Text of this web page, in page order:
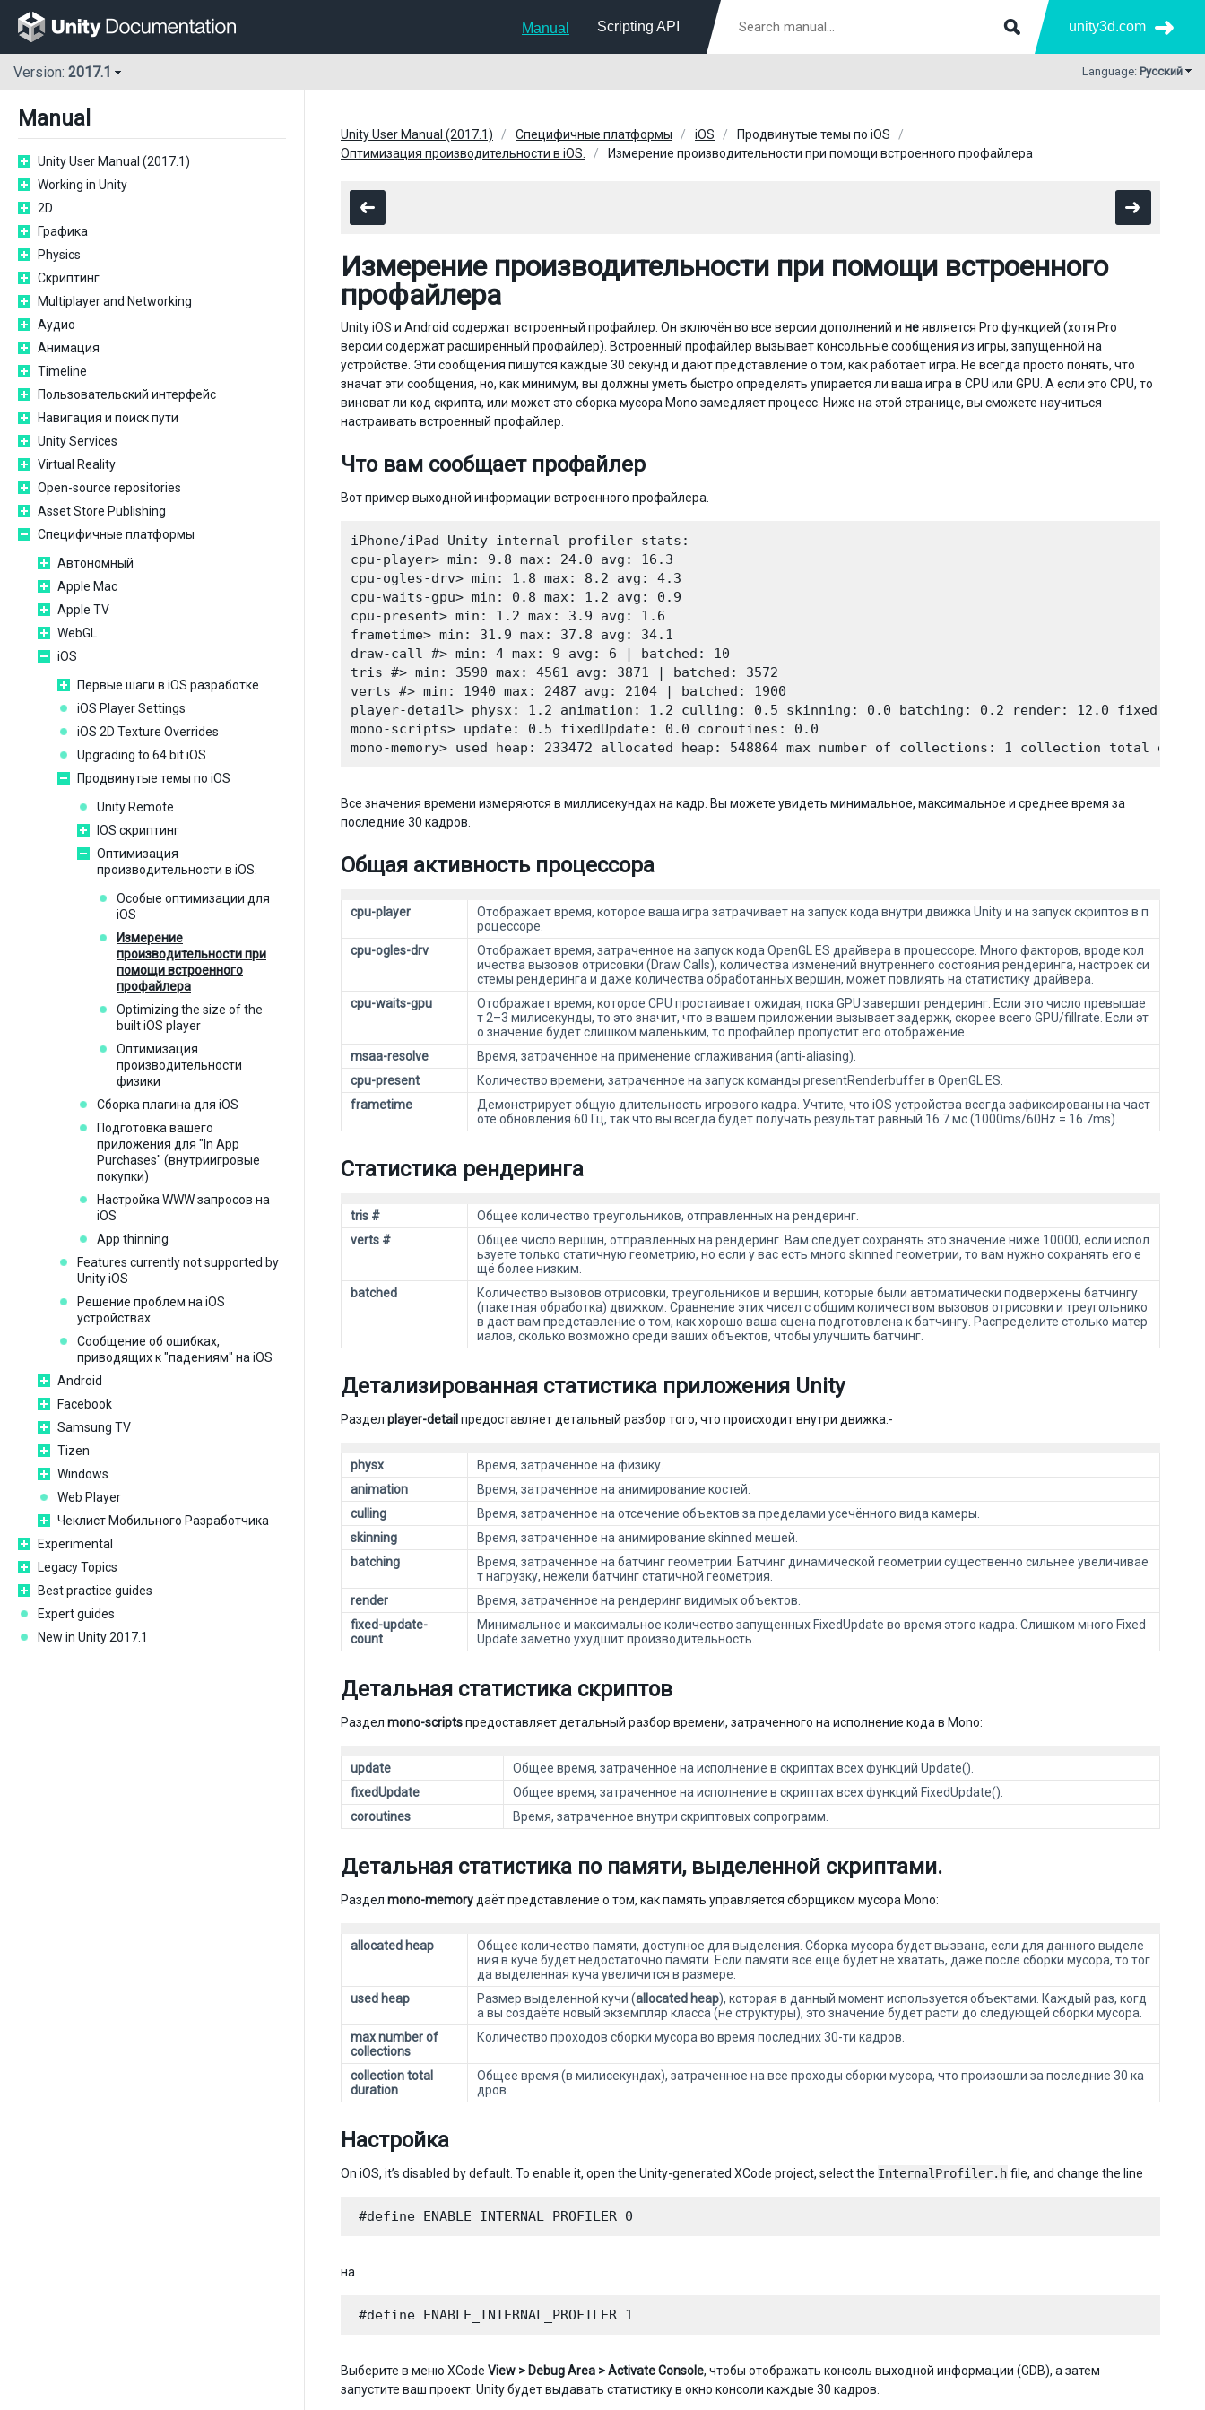
Manual Scripting API unity3d.com
Version: 2017.1 Language: Русский
Manual
Unity User Manual (2017.1)
Working in Unity
2D
Графика
Physics
Скриптинг
Multiplayer and Networking
Аудио
Анимация
Timeline
Пользовательский интерфейс
Навигация и поиск пути
Unity Services
Virtual Reality
Open-source repositories
Asset Store Publishing
Специфичные платформы
Автономный
Apple Mac
Apple TV
WebGL
iOS
Первые шаги в iOS разработке
iOS Player Settings
iOS 2D Texture Overrides
Upgrading to 64 bit iOS
Продвинутые темы по iOS
Unity Remote
IOS cкриптинг
Оптимизация
производительности в iOS.
Особые оптимизации для
iOS
Измерение
производительности при
помощи встроенного
профайлера
Optimizing the size of the
built iOS player
Оптимизация
производительности
физики
Сборка плагина для iOS
Подготовка вашего
приложения для "In App
Purchases" (внутриигровые
покупки)
Настройка WWW запросов на
iOS
App thinning
Features currently not supported by
Unity iOS
Решение проблем на iOS
устройствах
Сообщение об ошибках,
приводящих к "падениям" на iOS
Android
Facebook
Samsung TV
Tizen
Windows
Web Player
Чеклист Мобильного Разработчика
Experimental
Legacy Topics
Best practice guides
Expert guides
New in Unity 2017.1
Unity User Manual (2017.1) Специфичные платформы iOS
Продвинутые темы по iOS
Оптимизация производительности в iOS.
Измерение производительности при помощи встроенного профайлера
Измерение производительности при помощи встроенного
профайлера
Unity iOS и Android содержат встроенный профайлер. Он включён во все версии дополнений и неявляется Pro функцией (хотя Pro
версии содержат расширенный профайлер). Встроенный профайлер вызывает консольные сообщения из игры, запущенной на
устройстве. Эти сообщения пишутся каждые 30 секунд и дают представление о том, как работает игра. Не всегда просто понять, что
значат эти сообщения, но, как минимум, вы должны уметь быстро определять упирается ли ваша игра в CPU или GPU. А если это CPU, то
виноват ли код скрипта, или может это сборка мусора Mono замедляет процесс. Ниже на этой странице, вы сможете научиться
настраивать встроенный профайлер.
Что вам сообщает профайлер
Вот пример выходной информации встроенного профайлера.
iPhone/iPad Unity internal profiler stats:
cpu-player> min: 9.8 max: 24.0 avg: 16.3
cpu-ogles-drv> min: 1.8 max: 8.2 avg: 4.3
cpu-waits-gpu> min: 0.8 max: 1.2 avg: 0.9
cpu-present> min: 1.2 max: 3.9 avg: 1.6
frametime> min: 31.9 max: 37.8 avg: 34.1
draw-call #> min: 4 max: 9 avg: 6 | batched: 10
tris #> min: 3590 max: 4561 avg: 3871 | batched: 3572
verts #> min: 1940 max: 2487 avg: 2104 | batched: 1900
player-detail> physx: 1.2 animation: 1.2 culling: 0.5 skinning: 0.0 batching: 0.2 render: 12.0 fixed-
mono-scripts> update: 0.5 fixedUpdate: 0.0 coroutines: 0.0
Все значения времени измеряются в миллисекундах на кадр. Вы можете увидеть минимальное, максимальное и среднее время за
последние 30 кадров.
Общая активность процессора
cpu-player
Отображает время, которое ваша игра затрачивает на запуск кода внутри движка Unity и на запуск скриптов в п
роцессоре.
cpu-ogles-drv
Отображает время, затраченное на запуск кода OpenGL ES драйвера в процессоре. Много факторов, вроде кол
ичества вызовов отрисовки (Draw Calls), количества изменений внутреннего состояния рендеринга, настроек си
стемы рендеринга и даже количества обработанных вершин, может повлиять на статистику драйвера.
cpu-waits-gpu
Отображает время, которое CPU простаивает ожидая, пока GPU завершит рендеринг. Если это число превышае
т 2–3 милисекунды, то это значит, что в вашем приложении вызывает задержк, скорее всего GPU/fillrate. Если эт
о значение будет слишком маленьким, то профайлер пропустит его отображение.
msaa-resolve
Время, затраченное на применение сглаживания (anti-aliasing).
cpu-present
Количество времени, затраченное на запуск команды presentRenderbuffer в OpenGL ES.
frametime
Демонстрирует общую длительность игрового кадра. Учтите, что iOS устройства всегда зафиксированы на част
оте обновления 60 Гц, так что вы всегда будет получать результат равный 16.7 мс (1000ms/60Hz = 16.7ms).
Статистика рендеринга
tris #
Общее количество треугольников, отправленных на рендеринг.
verts #
Общее число вершин, отправленных на рендеринг. Вам следует сохранять это значение ниже 10000, если испол
ьзуете только статичную геометрию, но если у вас есть много skinned геометрии, то вам нужно сохранять его е
щё более низким.
batched
Количество вызовов отрисовки, треугольников и вершин, которые были автоматически подвержены батчингу
(пакетная обработка) движком. Сравнение этих чисел с общим количеством вызовов отрисовки и треугольнико
в даст вам представление о том, как хорошо ваша сцена подготовлена к батчингу. Распределите столько матер
иалов, сколько возможно среди ваших объектов, чтобы улучшить батчинг.
Детализированная статистика приложения Unity
Раздел player-detail предоставляет детальный разбор того, что происходит внутри движка:-
physx
Время, затраченное на физику.
animation
Время, затраченное на анимирование костей.
culling
Время, затраченное на отсечение объектов за пределами усечённого вида камеры.
skinning
Время, затраченное на анимирование skinned мешей.
batching
Время, затраченное на батчинг геометрии. Батчинг динамической геометрии существенно сильнее увеличивае
т нагрузку, нежели батчинг статичной геометрия.
render
Время, затраченное на рендеринг видимых объектов.
fixed-update-
count
Минимальное и максимальное количество запущенных FixedUpdate во время этого кадра. Слишком много Fixed
Update заметно ухудшит производительность.
Детальная статистика скриптов
Раздел mono-scriptsпредоставляет детальный разбор времени, затраченного на исполнение кода в Mono:
update
Общее время, затраченное на исполнение в скриптах всех функций Update().
fixedUpdate
Общее время, затраченное на исполнение в скриптах всех функций FixedUpdate().
coroutines
Время, затраченное внутри скриптовых сопрограмм.
Детальная статистика по памяти, выделенной скриптами.
Раздел mono-memory даёт представление о том, как память управляется сборщиком мусора Mono:
allocated heap
Общее количество памяти, доступное для выделения. Сборка мусора будет вызвана, если для данного выделе
ния в куче будет недостаточно памяти. Если памяти всё ещё будет не хватать, даже после сборки мусора, то тог
да выделенная куча увеличится в размере.
used heap
Размер выделенной кучи (allocated heap), которая в данный момент используется объектами. Каждый раз, когд
а вы создаёте новый экземпляр класса (не структуры), это значение будет расти до следующей сборки мусора.
max number of
collections
Количество проходов сборки мусора во время последних 30-ти кадров.
collection total
duration
Общее время (в милисекундах), затраченное на все проходы сборки мусора, что произошли за последние 30 ка
дров.
Настройка
On iOS, it’s disabled by default. To enable it, open the Unity-generated XCode project, select the InternalProfiler.h file, and change the line
на
Выберите в меню XCode View > Debug Area > Activate Console, чтобы отображать консоль выходной информации (GDB), а затем
запустите ваш проект. Unity будет выдавать статистику в окно консоли каждые 30 кадров.